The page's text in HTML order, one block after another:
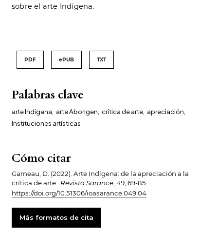
Palabras clave
arte Indígena arte Aborigen crítica de arte apreciación
Instituciones artísticas
Cómo citar
Garneau, D. (2022). Arte Indígena: de la apreciación a la
crítica de arte . Revista Sarance 49 , 69-85.
https://doi.org/10.51306/ioasarance.049.04
Más formatos de cita
sobre el arte Indígena.
PDF ePUB TXT